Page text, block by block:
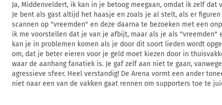
Ja, Middenveldert, ik kan in je betoog meegaan, omdat ik zelf dat
Je bent als gast altijd het haasje en zoals je al stelt, als er
scannen op "vreemden" en deze daarna te bezoeken met een
ik me voorstellen dat je van je afbijt, maar als je als "vreemden"
kan je in problemen komen als je door dit soort lieden wordt
om, dat je beter eieren voor je geld moet kiezen door in
waar de aanhang fanatiek is. Je gaf zelf aan niet te gaan,
agressieve sfeer. Heel verstandig! De Arena vormt een ander
niet naar een van de vakken gaat rennen om supporters toe te